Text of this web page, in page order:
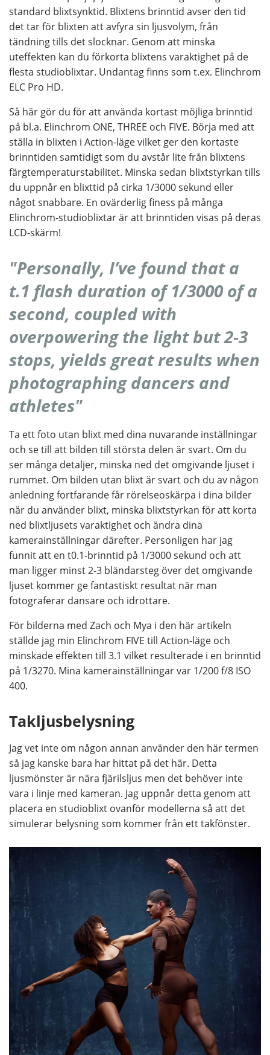
standard blixtsynktid. Blixtens brinntid avser den tid
det tar för blixten att avfyra sin ljusvolym, från
tändning tills det slocknar. Genom att minska
uteffekten kan du förkorta blixtens varaktighet på de
flesta studioblixtar. Undantag finns som t.ex. Elinchrom
ELC Pro HD.
Så här gör du för att använda kortast möjliga brinntid
på bl.a. Elinchrom ONE, THREE och FIVE. Börja med att
ställa in blixten i Action-läge vilket ger den kortaste
brinntiden samtidigt som du avstår lite från blixtens
färgtemperaturstabilitet. Minska sedan blixtstyrkan tills
du uppnår en blixttid på cirka 1/3000 sekund eller
något snabbare. En ovärderlig finess på många
Elinchrom-studioblixtar är att brinntiden visas på deras
LCD-skärm!
"Personally, I’ve found that a
t.1 flash duration of 1/3000 of a
second, coupled with
overpowering the light but 2-3
stops, yields great results when
photographing dancers and
athletes"
Ta ett foto utan blixt med dina nuvarande inställningar
och se till att bilden till största delen är svart. Om du
ser många detaljer, minska ned det omgivande ljuset i
rummet. Om bilden utan blixt är svart och du av någon
anledning fortfarande får rörelseoskärpa i dina bilder
när du använder blixt, minska blixtstyrkan för att korta
ned blixtljusets varaktighet och ändra dina
kamerainställningar därefter. Personligen har jag
funnit att en t0.1-brinntid på 1/3000 sekund och att
man ligger minst 2-3 bländarsteg över det omgivande
ljuset kommer ge fantastiskt resultat när man
fotograferar dansare och idrottare.
För bilderna med Zach och Mya i den här artikeln
ställde jag min Elinchrom FIVE till Action-läge och
minskade effekten till 3.1 vilket resulterade i en brinntid
på 1/3270. Mina kamerainställningar var 1/200 f/8 ISO
400.
Takljusbelysning
Jag vet inte om någon annan använder den här termen
så jag kanske bara har hittat på det här. Detta
ljusmönster är nära fjärilsljus men det behöver inte
vara i linje med kameran. Jag uppnår detta genom att
placera en studioblixt ovanför modellerna så att det
simulerar belysning som kommer från ett takfönster.